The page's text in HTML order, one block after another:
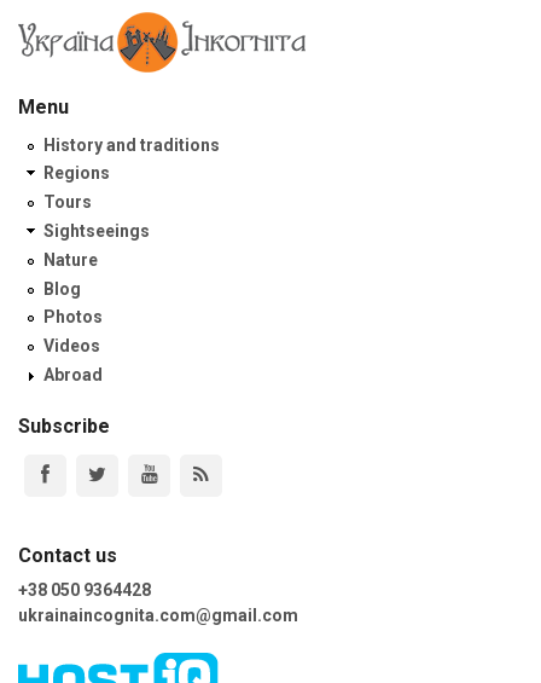
Menu
History and traditions
Regions
Tours
Sightseeings
Nature
Blog
Photos
Videos
Abroad
Subscribe
Contact us
+38 050 9364428
ukrainaincognita.com@gmail.com